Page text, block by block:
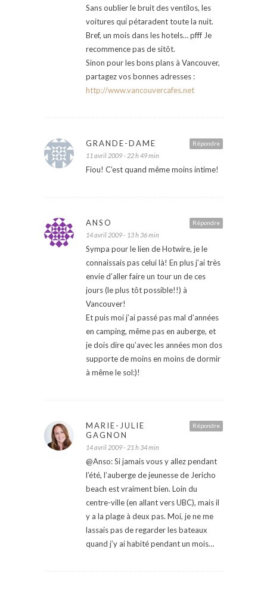
Sans oublier le bruit des ventilos, les
voitures qui pétaradent toute la nuit.
Bref, un mois dans les hotels… pfff Je
recommence pas de sitôt.
Sinon pour les bons plans à Vancouver,
partagez vos bonnes adresses :
http://www.vancouvercafes.net
Répondre
GRANDE-DAME
11 avril 2009 - 22 h 49 min
Fiou! C’est quand même moins intime!
Répondre
ANSO
14 avril 2009 - 13 h 36 min
Sympa pour le lien de Hotwire, je le
connaissais pas celui là! En plus j’ai très
envie d’aller faire un tour un de ces
jours (le plus tôt possible!!) à
Vancouver!
Et puis moi j’ai passé pas mal d’années
en camping, même pas en auberge, et
je dois dire qu’avec les années mon dos
supporte de moins en moins de dormir
à même le sol:)!
Répondre
MARIE-JULIE
GAGNON
14 avril 2009 - 21 h 34 min
@Anso: Si jamais vous y allez pendant
l’été, l’auberge de jeunesse de Jericho
beach est vraiment bien. Loin du
centre-ville (en allant vers UBC), mais il
y a la plage à deux pas. Moi, je ne me
lassais pas de regarder les bateaux
quand j’y ai habité pendant un mois…